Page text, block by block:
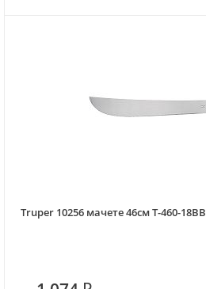
Truper 10256 мачете 46см T-460-18BB